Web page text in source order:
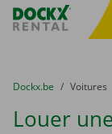
sitename
You are here:
du
Dockx.be to
Voitures
Louer